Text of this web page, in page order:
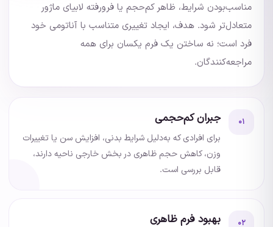
مناسب‌بودن شرایط، ظاهر کم‌حجم یا فرورفته لابیای ماژور
متعادل‌تر شود. هدف، ایجاد تغییری متناسب با آناتومی خود
فرد است؛ نه ساختن یک فرم یکسان برای همه
مراجعه‌کنندگان.
۰۱ جبران کم‌حجمی
برای افرادی که به‌دلیل شرایط بدنی، افزایش سن یا تغییرات
وزن، کاهش حجم ظاهری در بخش خارجی ناحیه دارند،
قابل بررسی است.
۰۲ بهبود فرم ظاهری